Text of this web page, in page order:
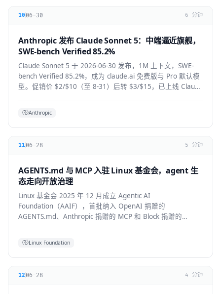
1006-30 6 分钟
Anthropic 发布 Claude Sonnet 5：中端逼近旗舰，
SWE-bench Verified 85.2%
Claude Sonnet 5 于 2026-06-30 发布，1M 上下文，SWE-
bench Verified 85.2%，成为 claude.ai 免费版与 Pro 默认模
型。促销价 $2/$10（至 8-31）后转 $3/$15，已上线 Claude
Anthropic
1106-28 5 分钟
AGENTS.md 与 MCP 入驻 Linux 基金会，agent 生
态走向开放治理
Linux 基金会 2025 年 12 月成立 Agentic AI
Foundation（AAIF），首批纳入 OpenAI 捐赠的
AGENTS.md、Anthropic 捐赠的 MCP 和 Block 捐赠的
Linux Foundation
12 06-28 4 分钟